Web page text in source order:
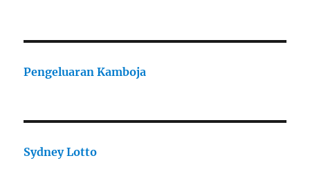
Pengeluaran Kamboja
Sydney Lotto